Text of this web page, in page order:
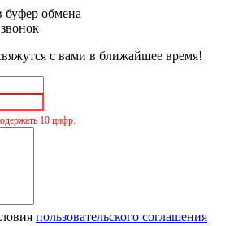
буфер обмена
с вами в ближайшее время!
10 цифр.
пользовательского соглашения